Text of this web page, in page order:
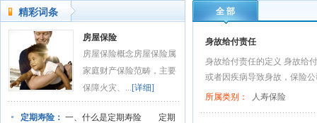
精彩词条
房屋保险
房屋保险概念房屋保险属
家庭财产保险范畴，主要
保障火灾、...[详细]
定期寿险： 一、什么是定期寿险 定期
全 部
身故给付责任
身故给付责任的定义 身故给
或者因疾病导致身故，保险
所属类别：
人寿保险